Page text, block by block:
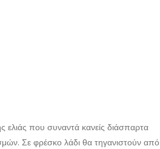
ελιάς που συναντά κανείς διάσπαρτα
Σε φρέσκο λάδι θα τηγανιστούν από